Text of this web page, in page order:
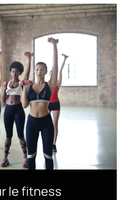
le fitness